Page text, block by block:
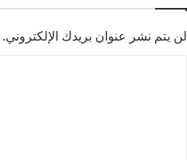
لن يتم نشر عنوان بريدك الإلكتروني.